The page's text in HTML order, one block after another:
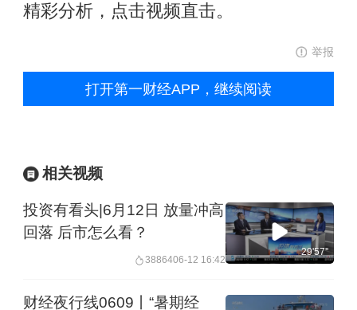
精彩分析，点击视频直击。
举报
打开第一财经APP，继续阅读
相关视频
投资有看头|6月12日 放量冲高
回落 后市怎么看？
3886406-12 16:42
29'57''
财经夜行线0609丨“暑期经